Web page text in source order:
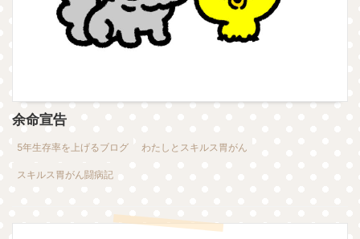
余命宣告
5年生存率を上げるブログ わたしとスキルス胃がん
スキルス胃がん闘病記